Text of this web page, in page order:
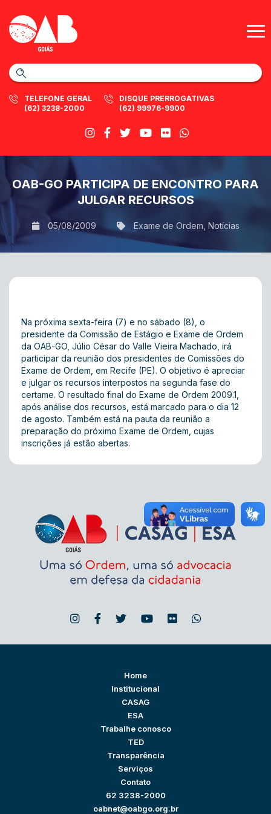
TELEFONE GERAL
(62) 3238-2000
DISQUE PRERROGATIVAS
(62) 99976-9900
OAB-GO PARTICIPA DE ENCONTRO PARA
JULGAR RECURSOS
05/08/2009 Exame de Ordem Notícias
Na próxima sexta-feira (7) e no sábado (8), o
presidente da Comissão de Estágio e Exame de Ordem
da OAB-GO, Júlio César do Valle Vieira Machado, irá
participar da reunião dos presidentes de Comissões do
Exame de Ordem, em Recife (PE). O objetivo é apreciar
e julgar os recursos interpostos na segunda fase do
certame. O resultado final do Exame de Ordem 2009.1,
após análise dos recursos, está marcado para o dia 12
de agosto. Também está na pauta da reunião a
preparação do próximo Exame de Ordem, cujas
inscrições já estão abertas.
Home
Institucional
CASAG
ESA
Trabalhe conosco
TED
Transparência
Serviços
Contato
62 3238-2000
oabnet@oabgo.org.br